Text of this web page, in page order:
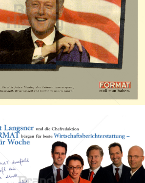
Verlagsgruppe NEWS Gesellschaft m.b.H.
1998